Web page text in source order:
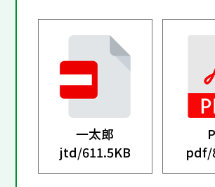
一太郎
jtd/611.5KB
pdf/